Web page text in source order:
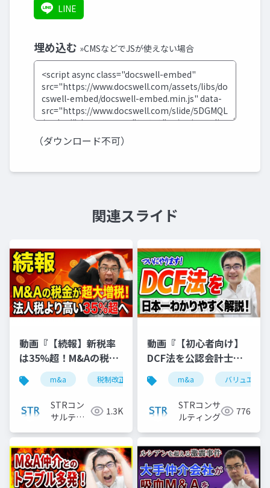
LINE
埋め込む »CMSなどでJSが使えない場合
（ダウンロード不可）
関連スライド
動画『【続報】新税率
は35%超！M&Aの税金
が大幅増税｜3.5億円か
ら対象に』で投影した
m&a 税制改正 税金ミニマム課税 税理士
STRコン
サルティ
1.3K
動画『【初心者向け】
DCF法を公認会計士が
日本一わかりやすく解
説 』で投影した資料
m&a バリュエー
STRコンサ
ルティング
776